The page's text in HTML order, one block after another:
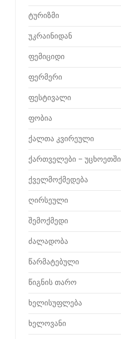
ტურიზმი
უკრაინიდან
ფემიციდი
ფერმერი
ფესტივალი
ფობია
ქალთა კვირეული
ქართველები – უცხოეთში
ქველმოქმედება
ღირსეული
შემოქმედი
ძალადობა
წარმატებული
წიგნის თარო
ხელისუფლება
ხელოვანი